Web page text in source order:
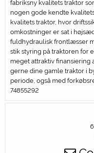
fabriksny kvalitets traktor
nogen gode kendte
kvalitets traktor, hvor
omkostninger er sat i
fuldhydraulisk frontlæsser
stik styring på traktoren for
meget attraktiv finansiering
gerne dine gamle traktor i
periode, også med
74855292